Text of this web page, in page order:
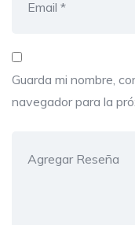
Guarda mi nombre,
navegador para la